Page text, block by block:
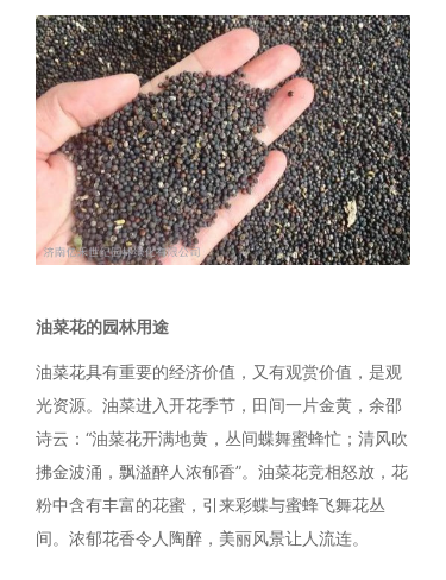
油菜花的园林用途
油菜花具有重要的经济价值，又有观赏价值，是观
光资源。油菜进入开花季节，田间一片金黄，余邵
诗云：“油菜花开满地黄，丛间蝶舞蜜蜂忙；清风吹
拂金波涌，飘溢醉人浓郁香”。油菜花竞相怒放，花
粉中含有丰富的花蜜，引来彩蝶与蜜蜂飞舞花丛
间。浓郁花香令人陶醉，美丽风景让人流连。